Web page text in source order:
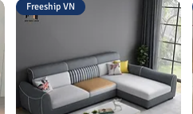
Freeship VN